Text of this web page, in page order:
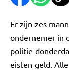
Er zijn zes
ondernemer in
politie
eisten geld.